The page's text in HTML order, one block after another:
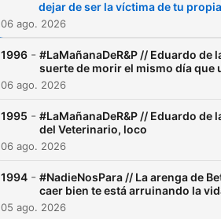
dejar de ser la víctima de tu
06 ago. 2026
1996 - #LaMañanaDeR&P // Eduardo
suerte de morir el mismo día que
06 ago. 2026
1995 - #LaMañanaDeR&P // Eduardo
del Veterinario, loco
06 ago. 2026
1994 - #NadieNosPara // La arenga de
caer bien te está arruinando la
05 ago. 2026